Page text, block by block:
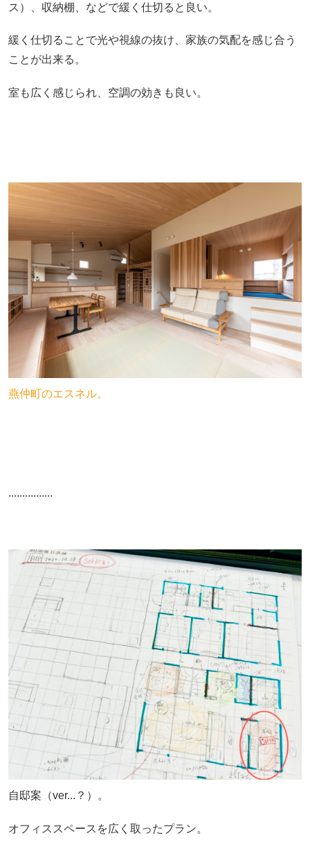
ス）、収納棚、などで緩く仕切ると良い。
緩く仕切ることで光や視線の抜け、家族の気配を感じ合う
ことが出来る。
室も広く感じられ、空調の効きも良い。
燕仲町のエスネル。
................
自邸案（ver...？）。
オフィススペースを広く取ったプラン。